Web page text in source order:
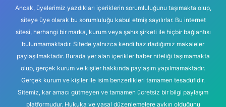
Ancak, üyelerimiz yazdıkları içeriklerin sorumluluğunu taşımakta olup,
siteye üye olarak bu sorumluluğu kabul etmiş sayılırlar. Bu internet
sitesi, herhangi bir marka, kurum veya şahıs şirketi ile hiçbir bağlantısı
bulunmamaktadır. Sitede yalnızca kendi hazırladığımız makaleler
paylaşılmaktadır. Burada yer alan içerikler haber niteliği taşımamakta
olup, gerçek kurum ve kişiler hakkında paylaşım yapılmamaktadır.
Gerçek kurum ve kişiler ile isim benzerlikleri tamamen tesadüfidir.
Sitemiz, kar amacı gütmeyen ve tamamen ücretsiz bir bilgi paylaşım
platformudur. Hukuka ve yasal düzenlemelere aykırı olduğunu